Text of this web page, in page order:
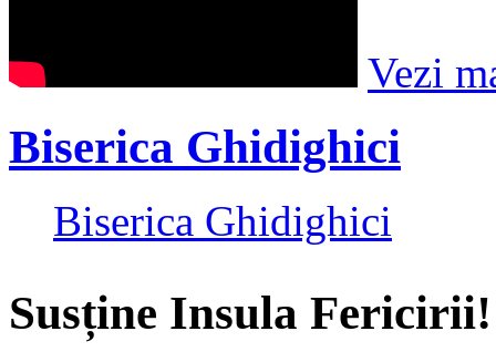
Vezi
Biserica Ghidighici
Biserica Ghidighici
Susține Insula Fericirii!